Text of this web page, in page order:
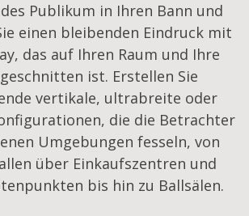
Publikum in Ihren Bann und
einen bleibenden Eindruck mit
das auf Ihren Raum und Ihre
ist. Erstellen Sie
vertikale, ultrabreite oder
die die Betrachter
Umgebungen fesseln, von
über Einkaufszentren und
bis hin zu Ballsälen.